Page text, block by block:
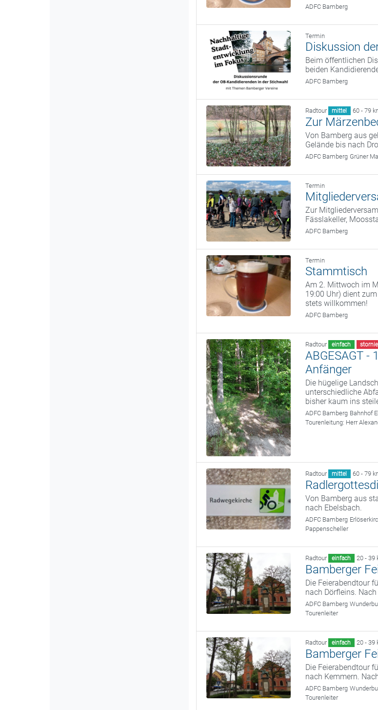
ADFC Bamberg
Termin
Diskussion
Beim öffentlichen
beiden
ADFC Bamberg
Radtour mittel 60 - 79
Zur
Von Bamberg aus
Gelände bis nach
ADFC Bamberg Grüner
Termin
Zur
Fässlakeller,
ADFC Bamberg
Termin
Stammtisch
Am 2. Mittwoch im
19:00 Uhr) dient
stets willkommen!
ADFC Bamberg
Radtour einfach
ABGESAGT -
Anfänger
Die hügelige
unterschiedliche
bisher kaum ins
ADFC Bamberg Bahnhof
Tourenleitung: Herr
Radtour mittel 60 - 79
Von Bamberg aus
nach Ebelsbach.
ADFC Bamberg
Pappenscheller
Radtour einfach 20 - 39
Bamberger
Die Feierabendtour
nach Dörfleins.
ADFC Bamberg
Tourenleiter
Radtour einfach 20 - 39
Bamberger
Die Feierabendtour
nach Kemmern.
ADFC Bamberg
Tourenleiter